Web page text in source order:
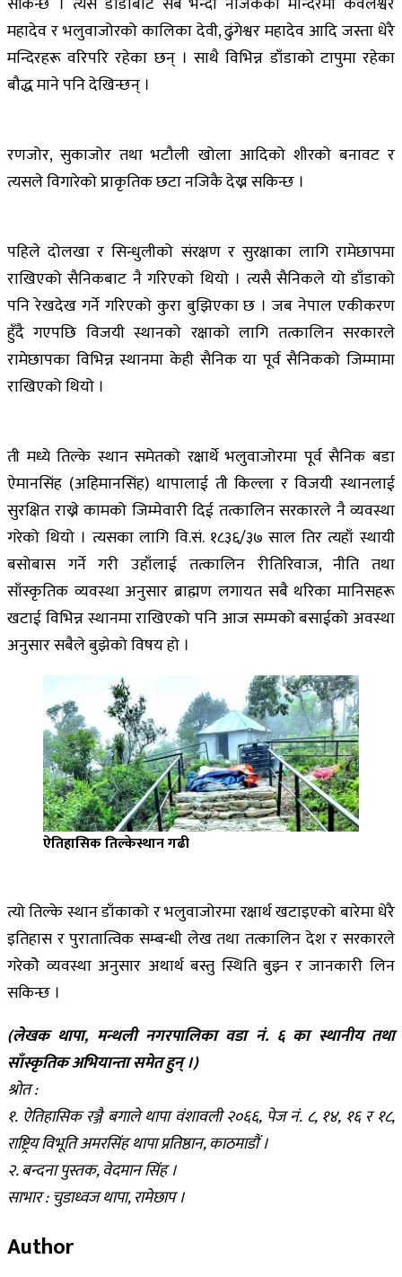
महादेव र भलुवाजोरको कालिका देवी, ढुंगेश्वर महादेव आदि जस्ता धेरै
मन्दिरहरू वरिपरि रहेका छन् । साथै विभिन्न डाँडाको टापुमा रहेका
बौद्ध माने पनि देखिन्छन् ।
रणजोर, सुकाजोर तथा भटौली खोला आदिको शीरको बनावट र
त्यसले विगारेको प्राकृतिक छटा नजिकै देख्न सकिन्छ ।
पहिले दोलखा र सिन्धुलीको संरक्षण र सुरक्षाका लागि रामेछापमा
राखिएको सैनिकबाट नै गरिएको थियो । त्यसै सैनिकले यो डाँडाको
पनि रेखदेख गर्ने गरिएको कुरा बुझिएका छ । जब नेपाल एकीकरण
हुँदै गएपछि विजयी स्थानको रक्षाको लागि तत्कालिन सरकारले
रामेछापका विभिन्न स्थानमा केही सैनिक या पूर्व सैनिकको जिम्मामा
राखिएको थियो ।
ती मध्ये तिल्के स्थान समेतको रक्षार्थे भलुवाजोरमा पूर्व सैनिक बडा
ऐमानसिंह (अहिमानसिंह) थापालाई ती किल्ला र विजयी स्थानलाई
सुरक्षित राख्ने कामको जिम्मेवारी दिई तत्कालिन सरकारले नै व्यवस्था
गरेको थियो । त्यसका लागि वि.सं. १८३६/३७ साल तिर त्यहाँ स्थायी
बसोबास गर्ने गरी उहाँलाई तत्कालिन रीतिरिवाज, नीति तथा
साँस्कृतिक व्यवस्था अनुसार ब्राह्मण लगायत सबै थरिका मानिसहरू
खटाई विभिन्न स्थानमा राखिएको पनि आज सम्मको बसाईको अवस्था
अनुसार सबैले बुझेको विषय हो ।
ऐतिहासिक तिल्केस्थान गढी
त्यो तिल्के स्थान डाँकाको र भलुवाजोरमा रक्षार्थ खटाइएको बारेमा धेरै
इतिहास र पुरातात्विक सम्बन्धी लेख तथा तत्कालिन देश र सरकारले
गरेकोे व्यवस्था अनुसार अथार्थ बस्तु स्थिति बुझ्न र जानकारी लिन
सकिन्छ ।
(लेखक थापा, मन्थली नगरपालिका वडा नं. ६ का स्थानीय तथा
साँस्कृतिक अभियान्ता समेत हुन् ।)
श्रोत :
१. ऐतिहासिक रञ्जै बगाले थापा वंशावली २०६६, पेज नं. ८, १४, १६ र १८,
राष्ट्रिय विभूति अमरसिंह थापा प्रतिष्ठान, काठमाडौं ।
२. बन्दना पुस्तक, वेदमान सिंह ।
साभार : चुडाध्वज थापा, रामेछाप ।
Author